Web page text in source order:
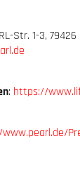
Str. 1-3,
: https://